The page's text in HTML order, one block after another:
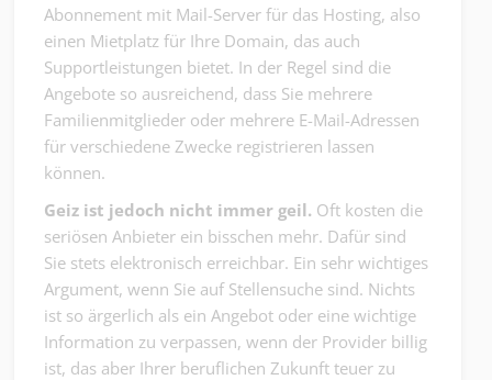
Abonnement mit Mail-Server für das Hosting, also
einen Mietplatz für Ihre Domain, das auch
Supportleistungen bietet. In der Regel sind die
Angebote so ausreichend, dass Sie mehrere
Familienmitglieder oder mehrere E-Mail-Adressen
für verschiedene Zwecke registrieren lassen
können.
Geiz ist jedoch nicht immer geil. Oft kosten die
seriösen Anbieter ein bisschen mehr. Dafür sind
Sie stets elektronisch erreichbar. Ein sehr wichtiges
Argument, wenn Sie auf Stellensuche sind. Nichts
ist so ärgerlich als ein Angebot oder eine wichtige
Information zu verpassen, wenn der Provider billig
ist, das aber Ihrer beruflichen Zukunft teuer zu